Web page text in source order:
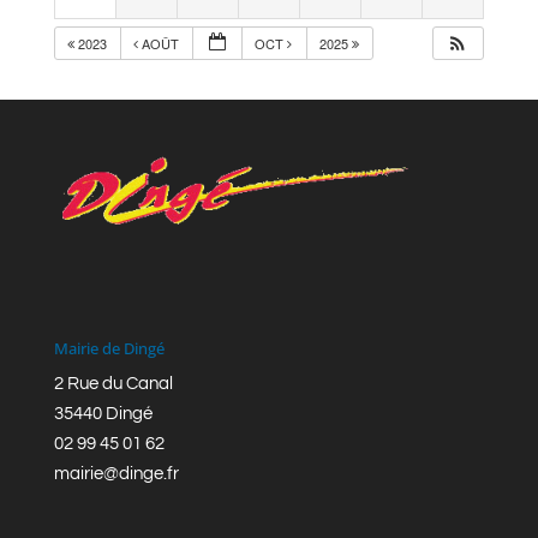
2023 AOÛT OCT 2025
Mairie de Dingé
2 Rue du Canal
35440 Dingé
02 99 45 01 62
mairie@dinge.fr